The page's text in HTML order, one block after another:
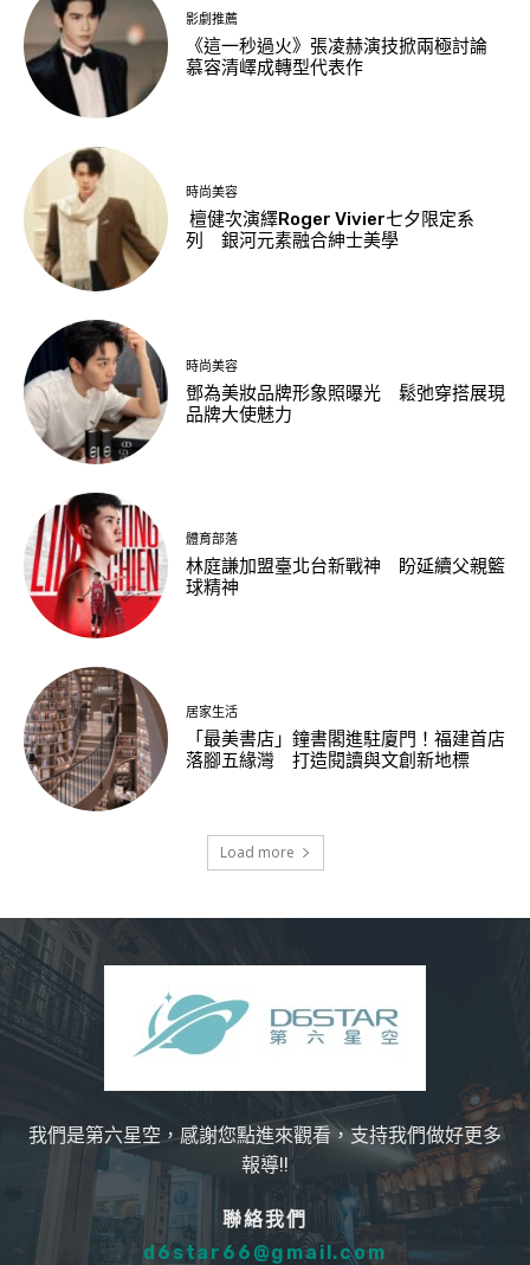
影劇推薦
《這一秒過火》張凌赫演技掀兩極討論
慕容清嶧成轉型代表作
時尚美容
檀健次演繹Roger Vivier七夕限定系
列 銀河元素融合紳士美學
時尚美容
鄧為美妝品牌形象照曝光 鬆弛穿搭展現
品牌大使魅力
體育部落
林庭謙加盟臺北台新戰神 盼延續父親籃
球精神
居家生活
「最美書店」鐘書閣進駐廈門！福建首店
落腳五緣灣 打造閱讀與文創新地標
Load more
我們是第六星空，感謝您點進來觀看，支持我們做好更多
報導!!
聯絡我們
d6star66@gmail.com